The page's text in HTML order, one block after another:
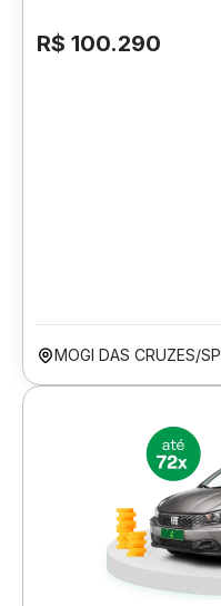
R$ 100.290
MOGI DAS CRUZES/SP